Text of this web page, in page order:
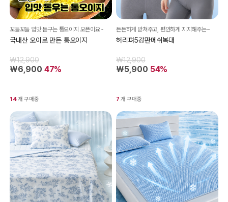
꼬들꼬들 입맛 돋구는 통오이지 오픈이요~
국내산 오이로 만든 통오이지
₩12,900
₩6,900 47%
14개 구매중
든든하게 받쳐주고, 편안하게 지지해주는~
허리펴5강판메쉬복대
₩12,900
₩5,900 54%
7 개 구매중